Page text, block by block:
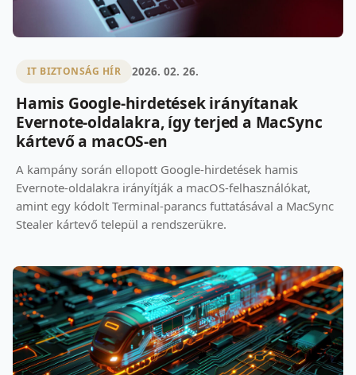
IT BIZTONSÁG HÍR 2026. 02. 26.
Hamis Google-hirdetések irányítanak
Evernote-oldalakra, így terjed a MacSync
kártevő a macOS-en
A kampány során ellopott Google-hirdetések hamis
Evernote-oldalakra irányítják a macOS-felhasználókat,
amint egy kódolt Terminal-parancs futtatásával a MacSync
Stealer kártevő települ a rendszerükre.